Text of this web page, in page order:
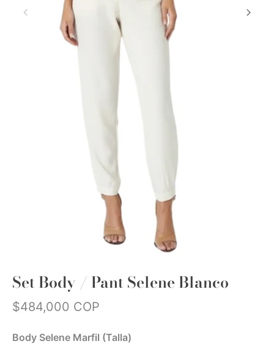
Set Body / Pant Selene Blanco
$484,000 COP
Body Selene Marfil (Talla)